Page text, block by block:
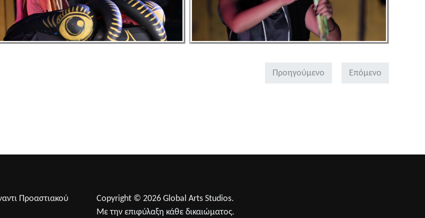
Προηγούμενο Επόμενο
Προαστιακού
Copyright © 2026 Global Arts Studios.
Με την επιφύλαξη κάθε δικαιώματος.